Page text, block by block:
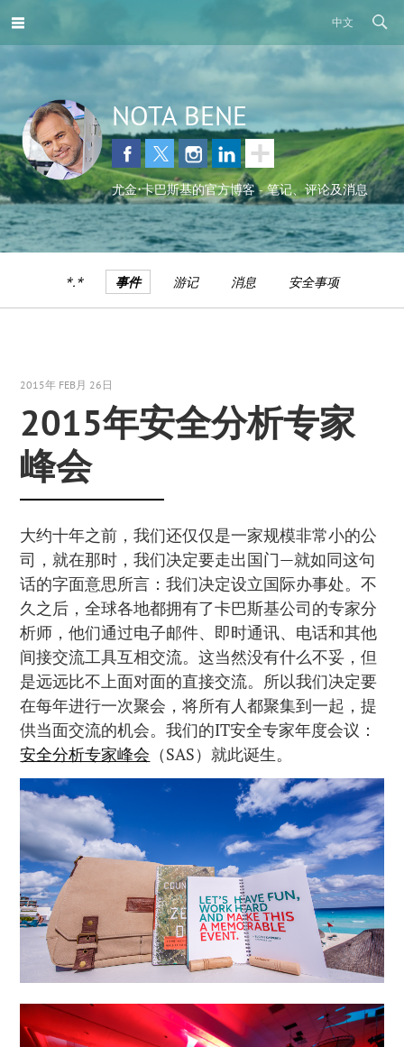
中文
NOTA BENE
尤金•卡巴斯基的官方博客 - 笔记、评论及消息
*.* 事件 游记 消息 安全事项
2015年 FEB月 26日
2015年安全分析专家
峰会
大约十年之前，我们还仅仅是一家规模非常小的公
司，就在那时，我们决定要走出国门—就如同这句
话的字面意思所言：我们决定设立国际办事处。不
久之后，全球各地都拥有了卡巴斯基公司的专家分
析师，他们通过电子邮件、即时通讯、电话和其他
间接交流工具互相交流。这当然没有什么不妥，但
是远远比不上面对面的直接交流。所以我们决定要
在每年进行一次聚会，将所有人都聚集到一起，提
供当面交流的机会。我们的IT安全专家年度会议：
安全分析专家峰会 （SAS）就此诞生。